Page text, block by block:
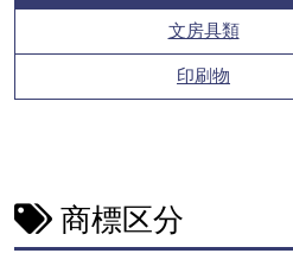
文房具類
印刷物
商標区分